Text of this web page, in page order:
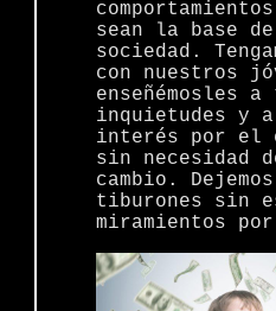
sean la base
sociedad.
con nuestros
enseñémosles a
inquietudes y
interés por el
sin necesidad
cambio.
tiburones sin
miramientos